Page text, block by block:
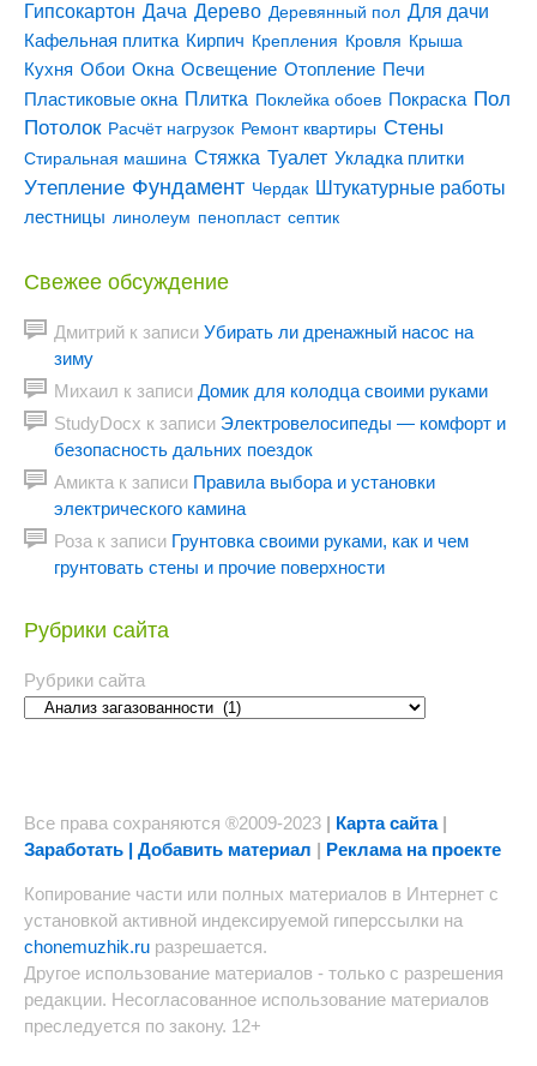
Гипсокартон Дача Дерево Деревянный пол Для дачи
Кафельная плитка Кирпич Крепления Кровля Крыша
Кухня Обои Окна Освещение Отопление Печи
Пластиковые окна Плитка Поклейка обоев Покраска Пол
Потолок Расчёт нагрузок Ремонт квартиры Стены
Стиральная машина Стяжка Туалет Укладка плитки
Утепление Фундамент Чердак Штукатурные работы
лестницы линолеум пенопласт септик
Свежее обсуждение
Дмитрий к записи Убирать ли дренажный насос на
зиму
Михаил к записи Домик для колодца своими руками
StudyDocx к записи Электровелосипеды — комфорт и
безопасность дальних поездок
Амикта к записи Правила выбора и установки
электрического камина
Роза к записи Грунтовка своими руками, как и чем
грунтовать стены и прочие поверхности
Рубрики сайта
Рубрики сайта
Все права сохраняются ®2009-2023 | Карта сайта|
Заработать | Добавить материал | Реклама на проекте
Копирование части или полных материалов в Интернет с
установкой активной индексируемой гиперссылки на
chonemuzhik.ru разрешается.
Другое использование материалов - только с разрешения
редакции. Несогласованное использование материалов
преследуется по закону. 12+